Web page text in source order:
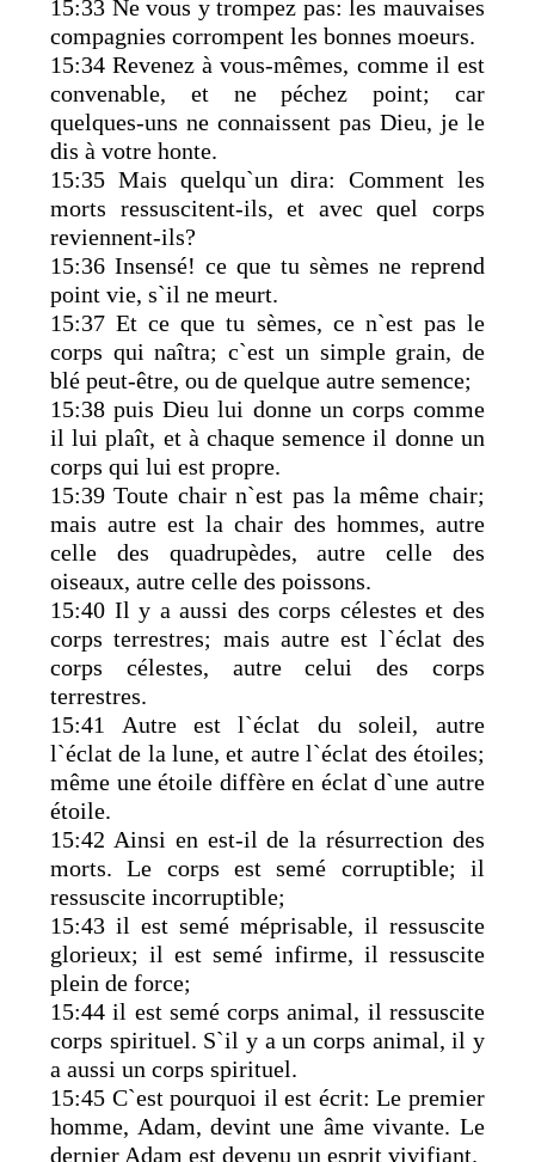
15:33 Ne vous y trompez pas: les mauvaises
compagnies corrompent les bonnes moeurs.
15:34 Revenez à vous-mêmes, comme il est
convenable, et ne péchez point; car
quelques-uns ne connaissent pas Dieu, je le
dis à votre honte.
15:35 Mais quelqu`un dira: Comment les
morts ressuscitent-ils, et avec quel corps
reviennent-ils?
15:36 Insensé! ce que tu sèmes ne reprend
point vie, s`il ne meurt.
15:37 Et ce que tu sèmes, ce n`est pas le
corps qui naîtra; c`est un simple grain, de
blé peut-être, ou de quelque autre semence;
15:38 puis Dieu lui donne un corps comme
il lui plaît, et à chaque semence il donne un
corps qui lui est propre.
15:39 Toute chair n`est pas la même chair;
mais autre est la chair des hommes, autre
celle des quadrupèdes, autre celle des
oiseaux, autre celle des poissons.
15:40 Il y a aussi des corps célestes et des
corps terrestres; mais autre est l`éclat des
corps célestes, autre celui des corps
terrestres.
15:41 Autre est l`éclat du soleil, autre
l`éclat de la lune, et autre l`éclat des étoiles;
même une étoile diffère en éclat d`une autre
étoile.
15:42 Ainsi en est-il de la résurrection des
morts. Le corps est semé corruptible; il
ressuscite incorruptible;
15:43 il est semé méprisable, il ressuscite
glorieux; il est semé infirme, il ressuscite
plein de force;
15:44 il est semé corps animal, il ressuscite
corps spirituel. S`il y a un corps animal, il y
a aussi un corps spirituel.
15:45 C`est pourquoi il est écrit: Le premier
homme, Adam, devint une âme vivante. Le
dernier Adam est devenu un esprit vivifiant.